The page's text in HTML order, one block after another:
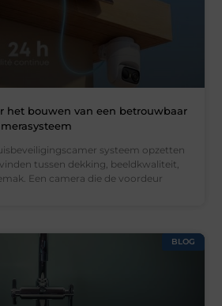
het bouwen van een betrouwbaar
systeem opzetten
tussen dekking, beeldkwaliteit,
Een camera die de voordeur
BLOG